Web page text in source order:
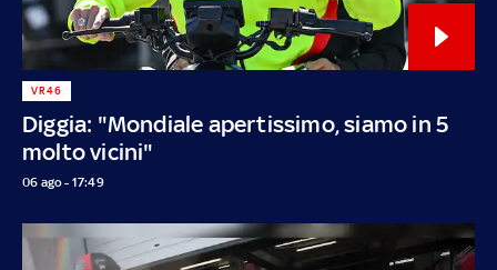
Diggia: "Mondiale apertissimo, siamo in 5
molto vicini"
VR46
06 ago - 17:49